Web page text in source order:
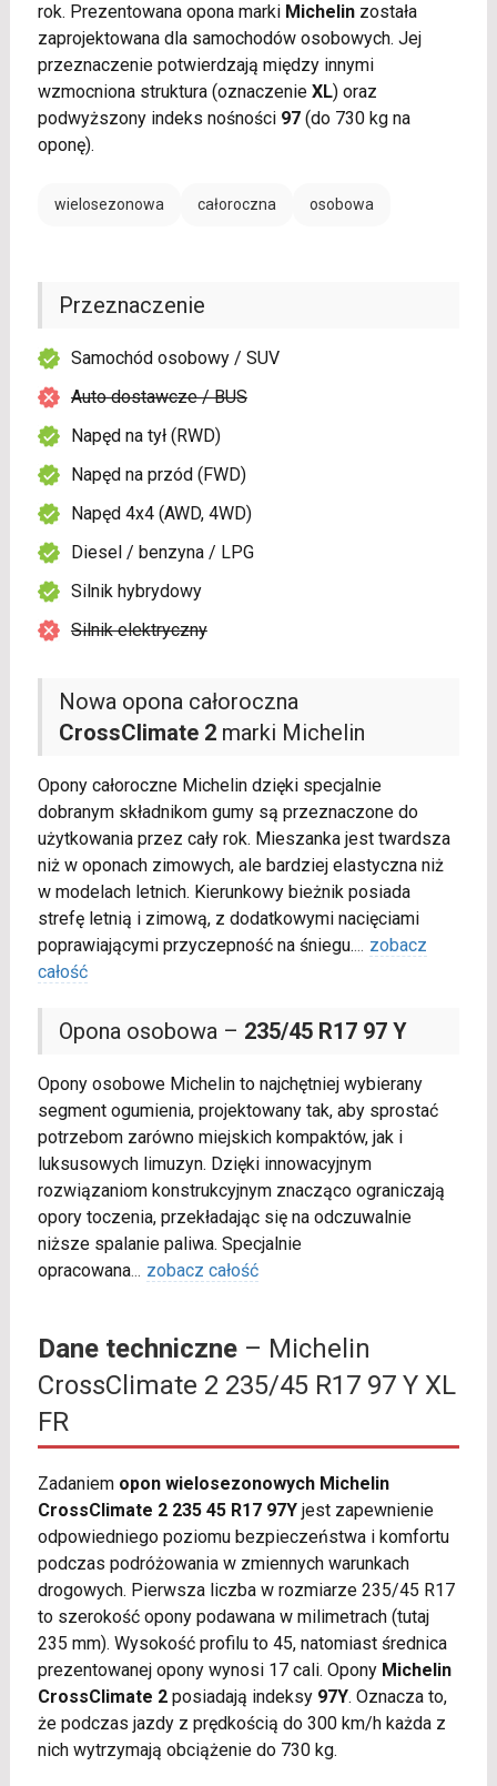
rok. Prezentowana opona marki Michelinzostała
zaprojektowana dla samochodów osobowych. Jej
przeznaczenie potwierdzają między innymi
wzmocniona struktura (oznaczenie XL) oraz
podwyższony indeks nośności 97(do 730 kg na
oponę).
wielosezonowa całoroczna osobowa
Nowa opona całoroczna
CrossClimate 2marki Michelin
Opony całoroczne Michelin dzięki specjalnie
dobranym składnikom gumy są przeznaczone do
użytkowania przez cały rok. Mieszanka jest twardsza
niż w oponach zimowych, ale bardziej elastyczna niż
w modelach letnich. Kierunkowy bieżnik posiada
strefę letnią i zimową, z dodatkowymi nacięciami
poprawiającymi przyczepność na śniegu.... zobacz
całość
Opona osobowa – 235/45 R17 97 Y
Opony osobowe Michelin to najchętniej wybierany
segment ogumienia, projektowany tak, aby sprostać
potrzebom zarówno miejskich kompaktów, jak i
luksusowych limuzyn. Dzięki innowacyjnym
rozwiązaniom konstrukcyjnym znacząco ograniczają
opory toczenia, przekładając się na odczuwalnie
niższe spalanie paliwa. Specjalnie
opracowana... zobacz całość
Przeznaczenie
Samochód osobowy / SUV
Auto dostawcze / BUS
Napęd na tył (RWD)
Napęd na przód (FWD)
Napęd 4x4 (AWD, 4WD)
Diesel / benzyna / LPG
Silnik hybrydowy
Silnik elektryczny
Dane techniczne– Michelin
CrossClimate 2 235/45 R17 97 Y XL
FR
Zadaniem opon wielosezonowych Michelin
CrossClimate 2 235 45 R17 97Yjest zapewnienie
odpowiedniego poziomu bezpieczeństwa i komfortu
podczas podróżowania w zmiennych warunkach
drogowych. Pierwsza liczba w rozmiarze 235/45 R17
to szerokość opony podawana w milimetrach (tutaj
235 mm). Wysokość profilu to 45, natomiast średnica
prezentowanej opony wynosi 17 cali. Opony Michelin
CrossClimate 2posiadają indeksy 97Y. Oznacza to,
że podczas jazdy z prędkością do 300 km/h każda z
nich wytrzymają obciążenie do 730 kg.